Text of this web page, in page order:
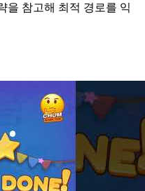
을 참고해 최적 경로를 익